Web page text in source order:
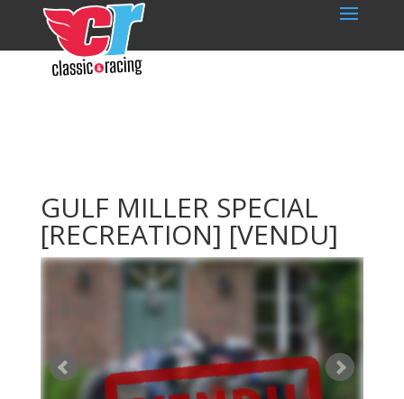
GULF MILLER SPECIAL
[RECREATION] [VENDU]